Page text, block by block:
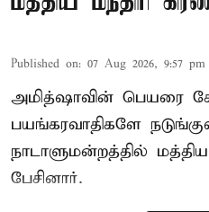
Published on: 07 Aug 2026, 9:57 pm
அமித்ஷாவின் பெயரை
பயங்கரவாதிகளே
நாடாளுமன்றத்தில் மத்திய
பேசினார்.